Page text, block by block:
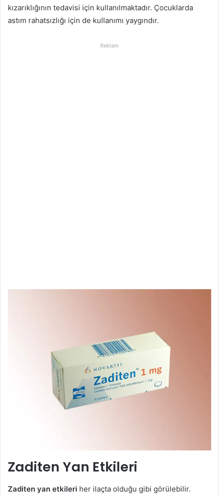
kızarıklığının tedavisi için kullanılmaktadır. Çocuklarda
astım rahatsızlığı için de kullanımı yaygındır.
Reklam
Zaditen Yan Etkileri
Zaditen yan etkileri her ilaçta olduğu gibi görülebilir.